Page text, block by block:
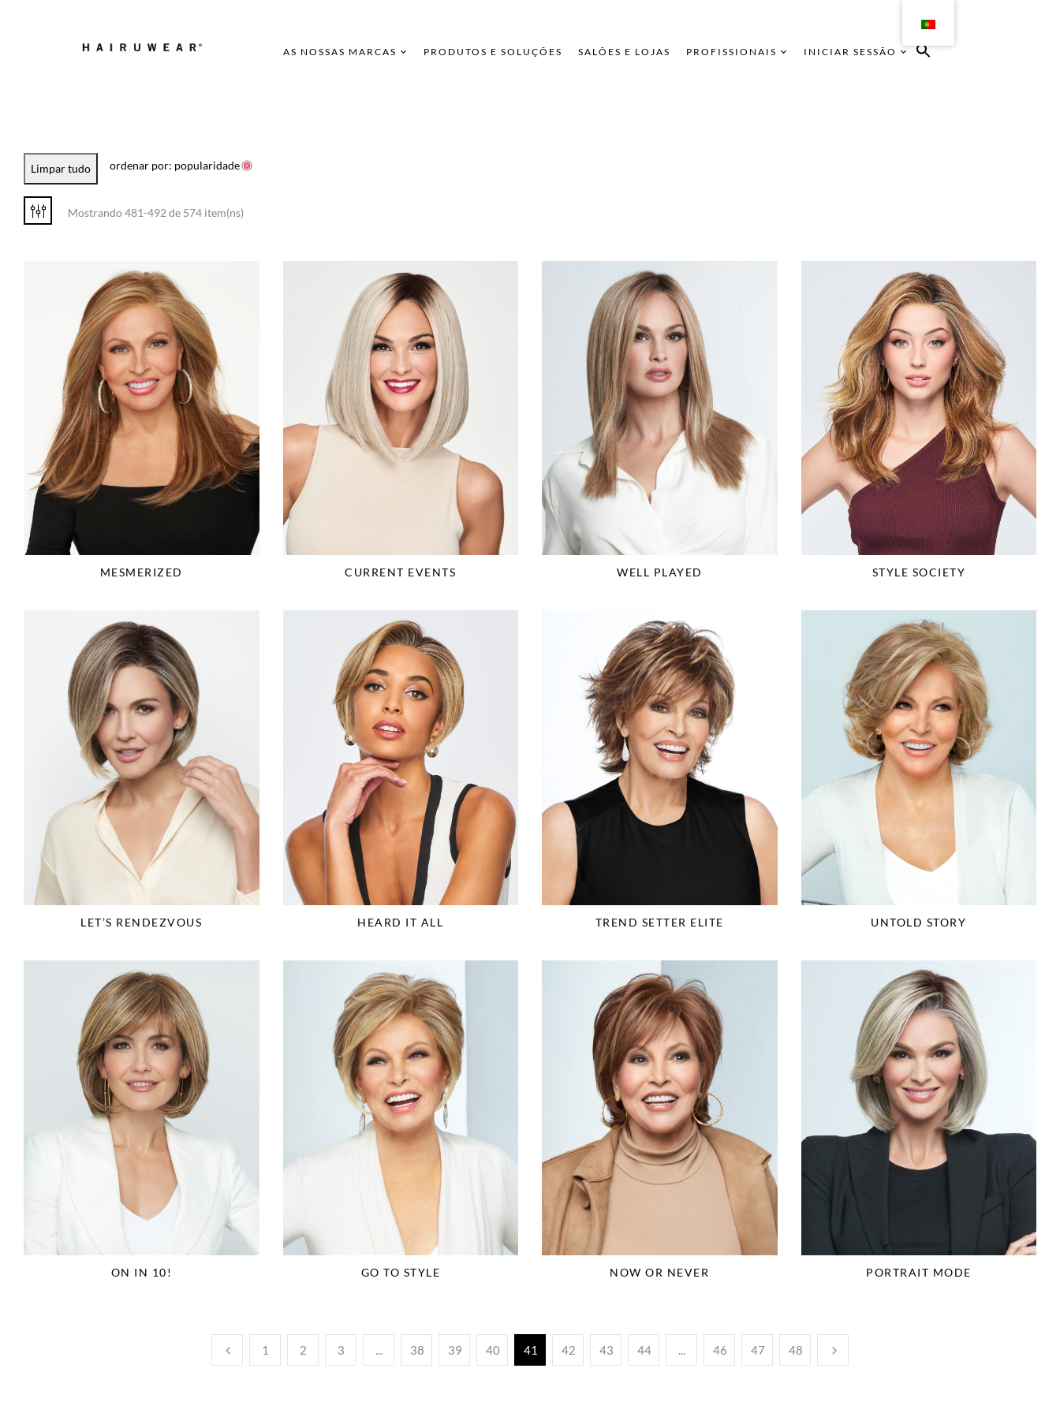
AS NOSSAS MARCAS PRODUTOS E SOLUÇÕES SALÕES E LOJAS PROFISSIONAIS INICIAR SESSÃO
Limpar tudo ordenar por: popularidade
Mostrando 481-492 de 574 item(ns)
MESMERIZED CURRENT EVENTS WELL PLAYED STYLE SOCIETY
LET’S RENDEZVOUS HEARD IT ALL TREND SETTER ELITE UNTOLD STORY
ON IN 10! GO TO STYLE NOW OR NEVER PORTRAIT MODE
1 2 3 38 39 40 41 42 43 44 46 47 48